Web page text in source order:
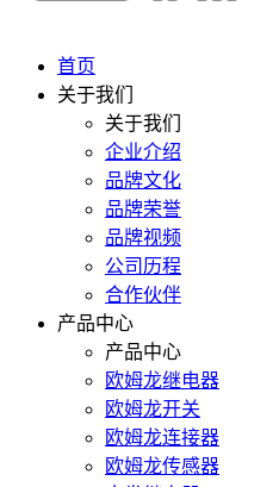
首页
关于我们
关于我们
企业介绍
品牌文化
品牌荣誉
品牌视频
公司历程
合作伙伴
产品中心
产品中心
欧姆龙继电器
欧姆龙开关
欧姆龙连接器
欧姆龙传感器